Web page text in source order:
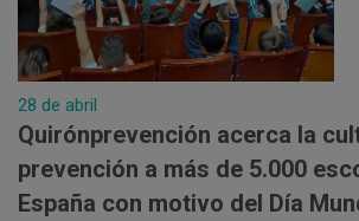
28 de abril
Quirónprevención acerca la
prevención a más de 5.000
España con motivo del Día